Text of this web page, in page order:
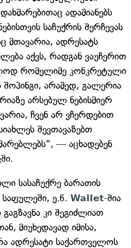
ადამიანებს
საჩუქრის შერჩევას
მთავარია, ადრესატს
აქვს, რადგან ვაუჩერით
რომელიმე კონკრეტული
შოპინგი, არამედ, გალერია
არსებულ ნებისმიერ
ჩვენ არ ვჩერდებით
შევთავაზებთ
— აცხადებენ
სასაჩუქრე ბარათის
ე.წ. Wallet-შია
კი შეგიძლიათ
მიუხედავად იმისა,
ადრესატი საქართველოს